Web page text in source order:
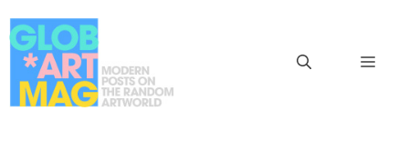
al
contenuto